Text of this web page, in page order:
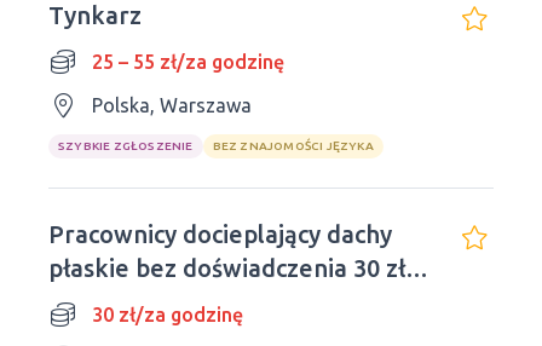
Tynkarz
25 – 55 zł/za godzinę
Polska, Warszawa
SZYBKIE ZGŁOSZENIE BEZ ZNAJOMOŚCI JĘZYKA
Pracownicy docieplający dachy
płaskie bez doświadczenia 30 zł/h
(netto)!30 zł/za godzinę